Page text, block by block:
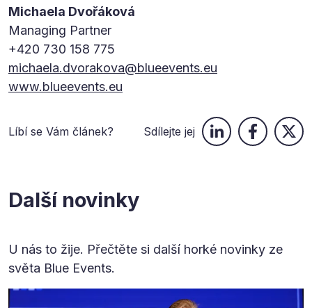
Michaela Dvořáková
Managing Partner
+420 730 158 775
michaela.dvorakova@blueevents.eu
www.blueevents.eu
Líbí se Vám článek? Sdílejte jej
Další novinky
U nás to žije. Přečtěte si další horké novinky ze
světa Blue Events.